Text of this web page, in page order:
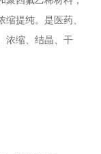
提纯。是医药、
浓缩、结晶、干